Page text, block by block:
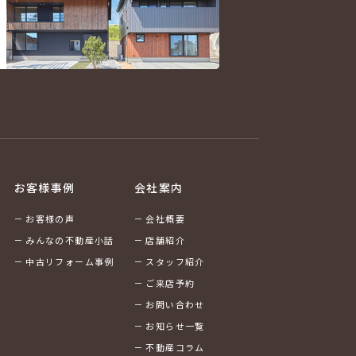
お客様事例
お客様の声
みんなの不動産小話
中古リフォーム事例
会社案内
会社概要
店舗紹介
スタッフ紹介
ご来店予約
お問い合わせ
お知らせ一覧
不動産コラム